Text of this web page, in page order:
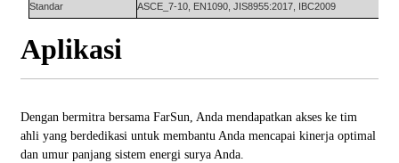
Standar
ASCE_7-10, EN1090, JIS8955:2017, IBC2009
Aplikasi
Dengan bermitra bersama FarSun, Anda mendapatkan akses ke tim
ahli yang berdedikasi untuk membantu Anda mencapai kinerja optimal
dan umur panjang sistem energi surya Anda.